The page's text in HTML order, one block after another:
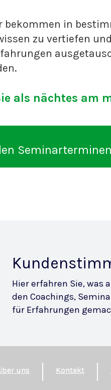
bekommen in
zu vertiefen und
als nächtes am
Hier erfahren Sie, was
den Coachings,
für Erfahrungen
uns Kontakt